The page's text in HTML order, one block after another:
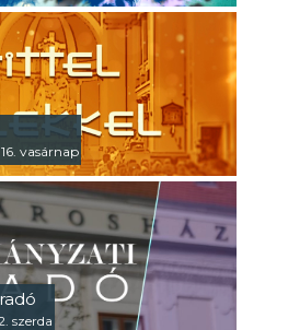
vasárnap
szerda